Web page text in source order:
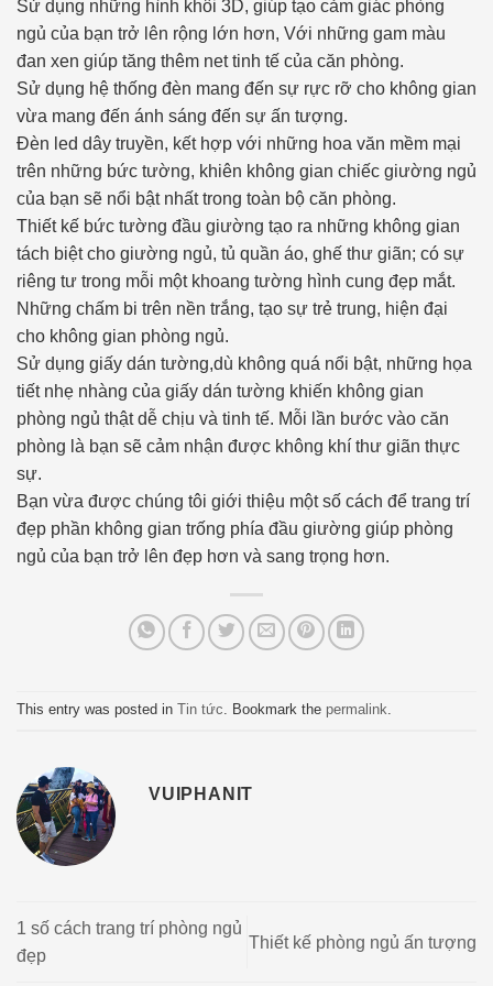
Sử dụng những hình khôi 3D, giúp tạo cảm giác phòng
ngủ của bạn trở lên rộng lớn hơn, Với những gam màu
đan xen giúp tăng thêm net tinh tế của căn phòng.
Sử dụng hệ thống đèn mang đến sự rực rỡ cho không gian
vừa mang đến ánh sáng đến sự ấn tượng.
Đèn led dây truyền, kết hợp với những hoa văn mềm mại
trên những bức tường, khiên không gian chiếc giường ngủ
của bạn sẽ nổi bật nhất trong toàn bộ căn phòng.
Thiết kế bức tường đầu giường tạo ra những không gian
tách biệt cho giường ngủ, tủ quần áo, ghế thư giãn; có sự
riêng tư trong mỗi một khoang tường hình cung đẹp mắt.
Những chấm bi trên nền trắng, tạo sự trẻ trung, hiện đại
cho không gian phòng ngủ.
Sử dụng giấy dán tường,dù không quá nổi bật, những họa
tiết nhẹ nhàng của giấy dán tường khiến không gian
phòng ngủ thật dễ chịu và tinh tế. Mỗi lần bước vào căn
phòng là bạn sẽ cảm nhận được không khí thư giãn thực
sự.
Bạn vừa được chúng tôi giới thiệu một số cách để trang trí
đẹp phần không gian trống phía đầu giường giúp phòng
ngủ của bạn trở lên đẹp hơn và sang trọng hơn.
This entry was posted in Tin tức. Bookmark the permalink.
VUIPHANIT
1 số cách trang trí phòng ngủ
đẹp
Thiết kế phòng ngủ ấn tượng